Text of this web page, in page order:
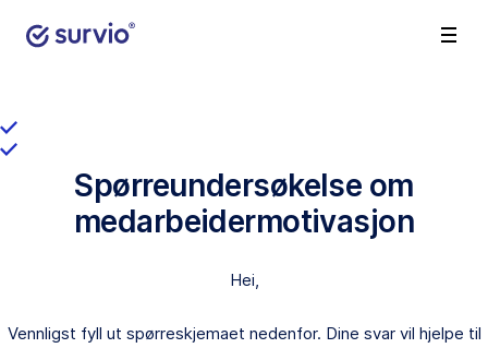
Spørreundersøkelse om
medarbeidermotivasjon
Hei,
Vennligst fyll ut spørreskjemaet nedenfor. Dine svar vil hjelpe til